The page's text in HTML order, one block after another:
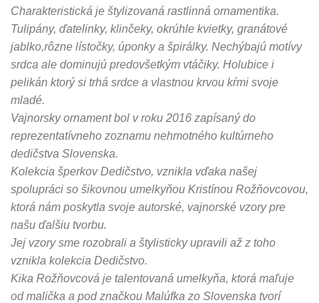
Charakteristická je štylizovaná rastlinná ornamentika.
Tulipány, ďatelinky, klinčeky, okrúhle kvietky, granátové
jablko,rôzne lístočky, úponky a špirálky. Nechýbajú motívy
srdca ale dominujú predovšetkým vtáčiky. Holubice i
pelikán ktorý si trhá srdce a vlastnou krvou kŕmi svoje
mladé.
Vajnorsky ornament bol v roku 2016 zapísaný do
reprezentatívneho zoznamu nehmotného kultúrneho
dedičstva Slovenska.
Kolekcia šperkov Dedičstvo, vznikla vďaka našej
spolupráci so šikovnou umelkyňou Kristínou Rožňovcovou,
ktorá nám poskytla svoje autorské, vajnorské vzory pre
našu ďalšiu tvorbu.
Jej vzory sme rozobrali a štylisticky upravili až z toho
vznikla kolekcia Dedičstvo.
Kika Rožňovcová je talentovaná umelkyňa, ktorá maľuje
od malička a pod značkou Malúfka zo Slovenska tvorí